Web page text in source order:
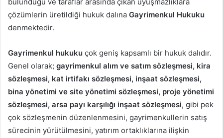
bulunduğu ve taraflar arasında çıkan uyuşmazlıklara
çözümlerin üretildiği hukuk dalına Gayrimenkul Hukuku
denmektedir.
Gayrimenkul hukuku çok geniş kapsamlı bir hukuk dalıdır.
Genel olarak; gayrimenkul alım ve satım sözleşmesi, kira
sözleşmesi, kat irtifakı sözleşmesi, inşaat sözleşmesi,
bina yönetimi ve site yönetimi sözleşmesi, proje yönetimi
sözleşmesi, arsa payı karşılığı inşaat sözleşmesi, gibi pek
çok sözleşmenin düzenlenmesini, gayrimenkullerin satış
sürecinin yürütülmesini, yatırım ortaklıklarına ilişkin